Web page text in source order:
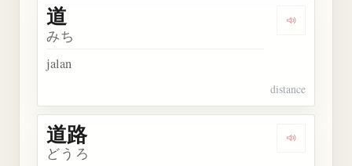
Dengarkan
道
みち
jalan
distance
Dengarkan
道路
どうろ